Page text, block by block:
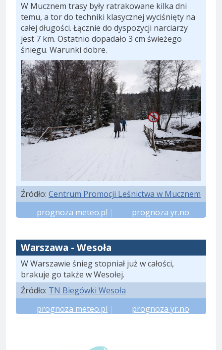
W Mucznem trasy były ratrakowane kilka dni
temu, a tor do techniki klasycznej wyciśnięty na
całej długości. Łącznie do dyspozycji narciarzy
jest 7 km. Ostatnio dopadało 3 cm świeżego
śniegu. Warunki dobre.
Źródło: Centrum Promocji Leśnictwa w Mucznem
prognoza meteo.pl | prognoza yr.no
Warszawa - Wesoła
W Warszawie śnieg stopniał już w całości,
brakuje go także w Wesołej.
Źródło: TN Biegówki Wesoła
prognoza meteo.pl | prognoza yr.no